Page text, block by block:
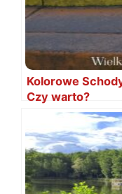
Kolorowe
Czy warto?